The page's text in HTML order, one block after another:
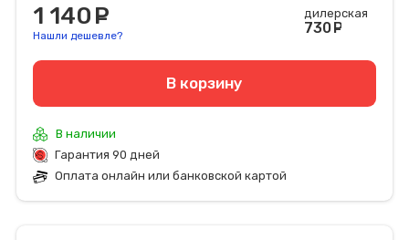
1 140
Нашли дешевле?
дилерская
730
В корзину
В наличии
Гарантия 90 дней
Оплата онлайн или банковской картой